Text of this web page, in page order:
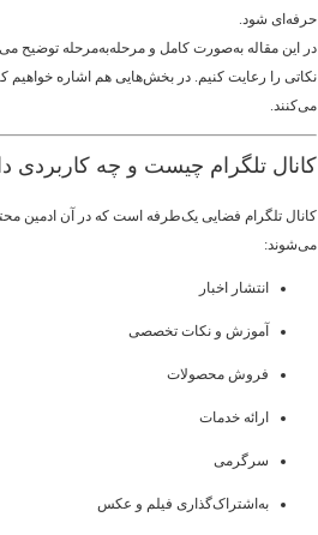
حرفه‌ای شود.
در این مقاله به‌صورت کامل و مرحله‌به‌مرحله توضیح
نکاتی را رعایت کنیم. در بخش‌هایی هم اشاره خواهیم
می‌کنند.
کانال تلگرام چیست و چه کاربردی
کانال تلگرام فضایی یک‌طرفه است که در آن ادمین
می‌شوند:
انتشار اخبار
آموزش و نکات تخصصی
فروش محصولات
ارائه خدمات
سرگرمی
به‌اشتراک‌گذاری فیلم و عکس